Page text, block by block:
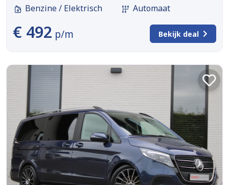
Benzine / Elektrisch
Automaat
€ 492 p/m Bekijk deal